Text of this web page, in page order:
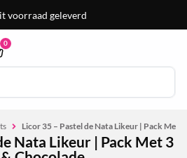
voorraad geleverd
0
Licor 35 – Pastel de Nata Likeur | Pack Met
Nata Likeur | Pack Met 3